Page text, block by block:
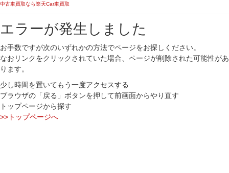
中古車買取なら楽天Car車買取
エラーが発生しました
お手数ですが次のいずれかの方法でページをお探しください。
なおリンクをクリックされていた場合、ページが削除された可能性があ
ります。
少し時間を置いてもう一度アクセスする
ブラウザの「戻る」ボタンを押して前画面からやり直す
トップページから探す
>>トップページへ